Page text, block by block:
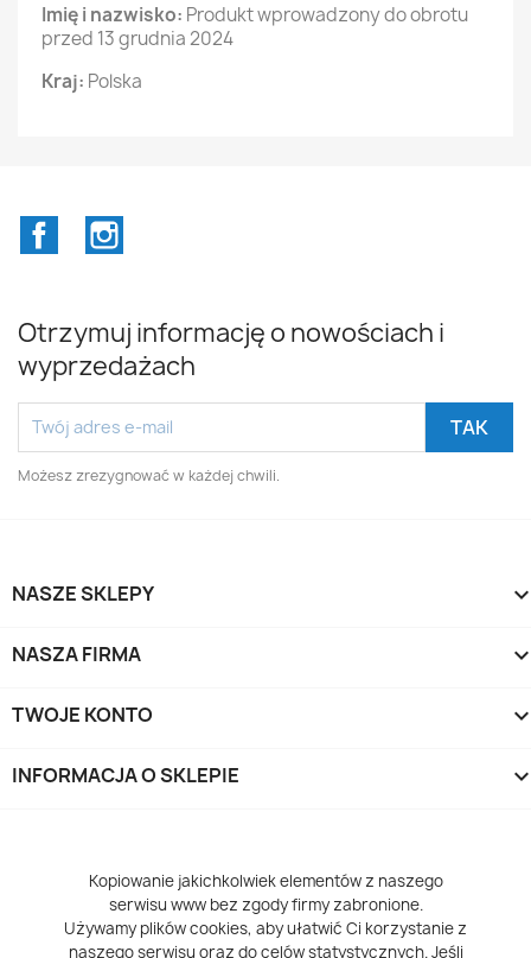
Imię i nazwisko: Produkt wprowadzony do obrotu
przed 13 grudnia 2024
Kraj: Polska
Facebook
Otrzymuj informację o nowościach i
wyprzedażach
Możesz zrezygnować w każdej chwili.
NASZE SKLEPY
NASZA FIRMA
TWOJE KONTO
INFORMACJA O SKLEPIE
Kopiowanie jakichkolwiek elementów z naszego
serwisu www bez zgody firmy zabronione.
Używamy plików cookies, aby ułatwić Ci korzystanie z
naszego serwisu oraz do celów statystycznych. Jeśli